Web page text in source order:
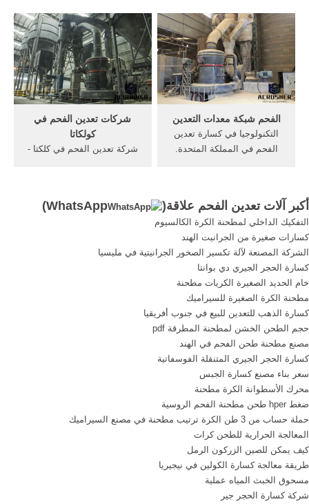
وقوانين، تفرض علي الشركات
التي تعمل بطريقة التعدين
السطحي، القيام روسيا (298
م.ط.) اكبر شركات التعدين
الرائدة المرسال. اكبر شركات
...
مزاد المعدات الثقيله بالامارات
هدة ماكنة الخيا طة تعدين
الفحم شيلي عمال.
شركات تعدين الفحم في
كولكاتا
شركة تعدين الفحم في كلكتا -
>>شركات, تعدين الفحم في,
الفحم شبكة معدات التعدين
التكنولوجيا في كسارة تعدين
الفحم في المملكة المتحدة.
كسارة الفك وقطع, التكنولوجيا
الفائقة والتي تنطوي
أكبر آلات تعدين الفحم علاقة( WhatsApp
)
التفكيك الداخلي لمطحنة الكرة الكالسيوم
كسارات صغيرة من الجرانيت الهند
الشركة المصنعة لآلة تكسير الصخور الجرانيتية في مليسيا
كسارة الحجر الجيري دي بوانتا
خام الحديد الصغيرة الكريات مطحنة
مطحنة الكرة الصغيرة للسيراميك
كسارة الذهب للتعدين للبيع في جنوب أفريقيا
حجم الطحن الخشن لمطحنة المطرقة pdf
مصنع مطحنة طحن الفحم في الهند
كسارة الحجر الجيري المتنقلة الفوسفاتية
سعر بناء مصنع كسارة الجبس
محرك الأسطوانة الكرة مطحنة
ضغط hper طحن مطحنة الفحم الروسية
حملة حساب من 3 طن الكرة ترتيب مطحنة في مصنع السيراميك
المعالجة الحرارية للطحن كرات
كيف يمكن للصين الزركون الرمل
طريقة معالجة كسارة الكولين في نيجيريا
مسحوق الخبث المياه عملية
شركة كسارة الحجر جير